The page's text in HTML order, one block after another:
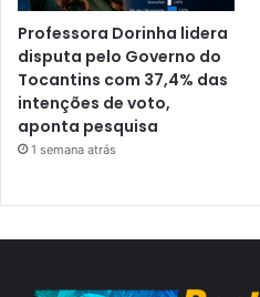
Professora Dorinha lidera
disputa pelo Governo do
Tocantins com 37,4% das
intenções de voto,
aponta pesquisa
1 semana atrás